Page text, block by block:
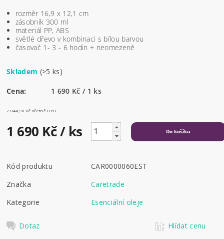
rozměr 16,9 x 12,1 cm
zásobník 300 ml
materiál PP, ABS
světlé dřevo v kombinaci s bílou barvou
časovač 1- 3 - 6 hodin + neomezeně
Skladem (>5 ks)
Cena: 1 690 Kč / 1 ks
2 044,90 Kč včetně DPH
1 690 Kč/ ks
Kód produktu
CAR0000060EST
Značka
Caretrade
Kategorie
Esenciální oleje
Dotaz Hlídat cenu